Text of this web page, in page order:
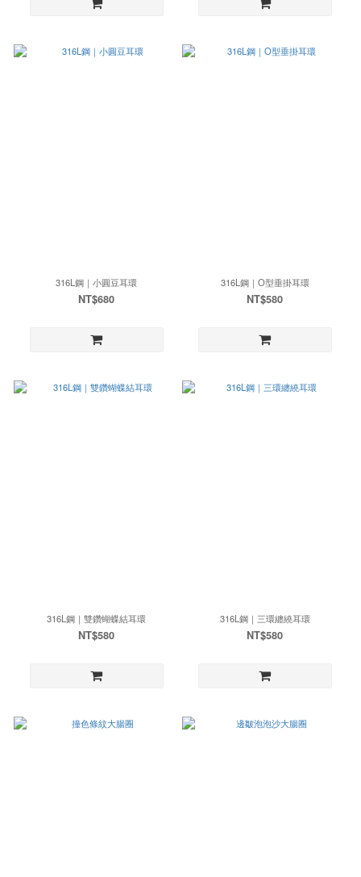
316L鋼｜小圓豆耳環
NT$680
316L鋼｜O型垂掛耳環
NT$580
316L鋼｜雙鑽蝴蝶結耳環
NT$580
316L鋼｜三環纏繞耳環
NT$580